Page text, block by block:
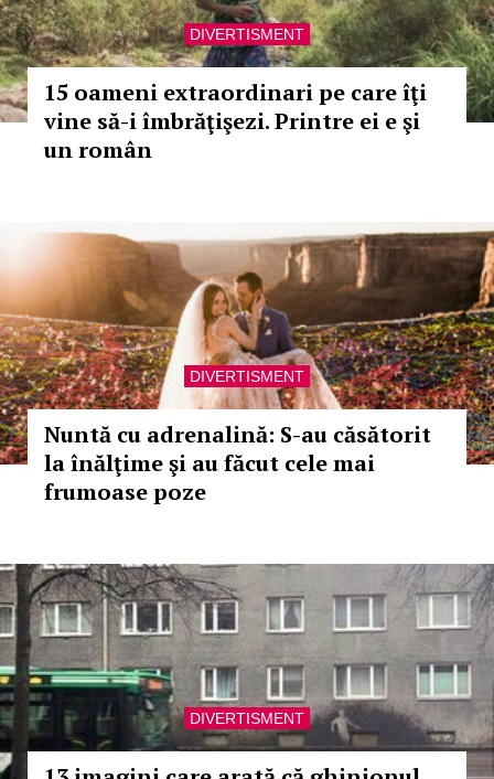
DIVERTISMENT
15 oameni extraordinari pe care îţi
vine să-i îmbrăţişezi. Printre ei e şi
un român
DIVERTISMENT
Nuntă cu adrenalină: S-au căsătorit
la înălţime şi au făcut cele mai
frumoase poze
DIVERTISMENT